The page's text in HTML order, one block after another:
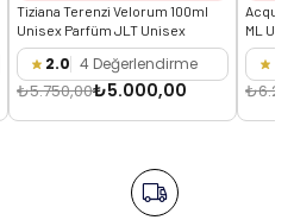
Tiziana Terenzi Velorum 100ml
Unisex Parfüm JLT Unisex
2.0 4 Değerlendirme
₺5.750,00₺5.000,00
Acqua
ML